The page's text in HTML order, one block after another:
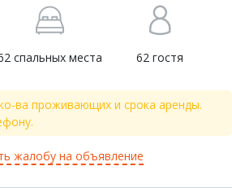
спальных места 62 гостя
ва проживающих и срока аренды.
жалобу на объявление